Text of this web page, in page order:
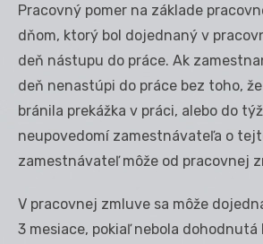
Pracovný pomer na základe
dňom, ktorý bol dojednaný v
deň nástupu do práce. Ak
deň nenastúpi do práce bez toho,
bránila prekážka v práci, alebo do
neupovedomí zamestnávateľa o
zamestnávateľ môže od pracovnej
V pracovnej zmluve sa môže
3 mesiace, pokiaľ nebola dohodnutá